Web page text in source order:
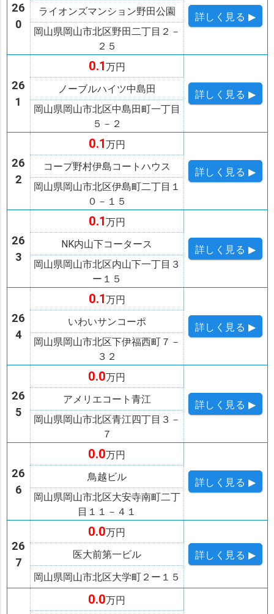
26
0
詳しく 見る ▶
ライオンズマンション野田公園
岡山県岡山市北区野田二丁目２－
２５
26
1
0.1万円
詳しく 見る ▶
ノーブルハイツ中島田
岡山県岡山市北区中島田町一丁目
５－２
26
2
0.1万円
詳しく 見る ▶
コープ野村伊島コートハウス
岡山県岡山市北区伊島町二丁目１
０－１５
26
3
0.1万円
詳しく 見る ▶
NK内山下コータース
岡山県岡山市北区内山下一丁目３
ー１５
26
4
0.1万円
詳しく 見る ▶
いわいサンコーポ
岡山県岡山市北区下伊福西町７－
３２
26
5
0.0万円
詳しく 見る ▶
アメリエコート青江
岡山県岡山市北区青江四丁目３－
７
26
6
0.0万円
詳しく 見る ▶
鳥越ビル
岡山県岡山市北区大安寺南町二丁
目１１－４１
26
7
0.0万円
詳しく 見る ▶
医大前第一ビル
岡山県岡山市北区大学町２ー１５
0.0万円